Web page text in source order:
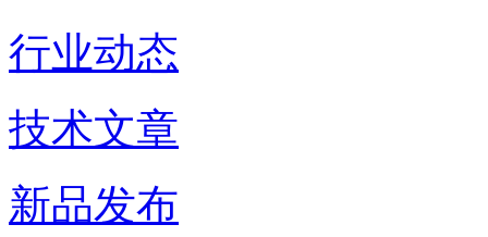
行业动态
技术文章
新品发布